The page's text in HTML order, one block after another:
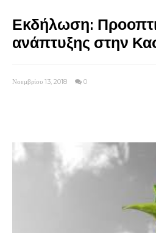
Εκδήλωση:
ανάπτυξης στην
Νοεμβρίου 13, 2018 0